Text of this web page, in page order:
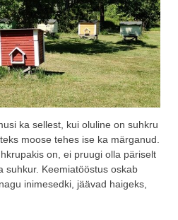
ka sellest, kui oluline on suhkru
moose tehes ise ka märganud.
on, ei pruugi olla päriselt
suhkur. Keemiatööstus oskab
inimesedki, jäävad haigeks,